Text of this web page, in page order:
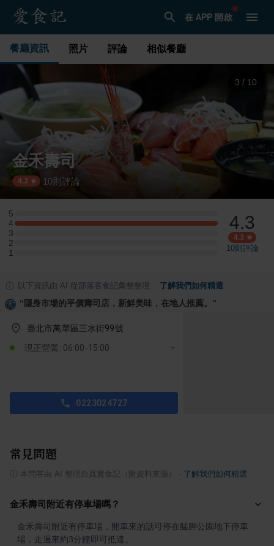
在 APP 開啟
餐廳資訊 照片 評論 相似餐廳
3 / 10
金禾壽司
4.3 · 10則評論
5
5 星：0 則評論
4
4 星：3 則評論
3
3 星：0 則評論
2
2 星：0 則評論
1
1 星：0 則評論
4.3
4.3
10則評論
以下資訊由 AI 從部落客食記彙整整理 了解我們如何精選
“隱身市場的平價壽司店，新鮮美味，在地人推薦。 ”
臺北市萬華區三水街99號
現正營業: 06:00-15:00
0223024727
常見問題
本問答由 AI 整理自真實食記（附資料來源） 了解我們如何精選
金禾壽司附近有停車場嗎？
金禾壽司附近有停車場，開車來的話可停在艋舺公園地下停車
場，走過來約3分鐘即可抵達。